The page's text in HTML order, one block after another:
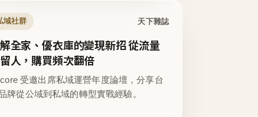
域社群 天下雜誌
全家、優衣庫的變現新招 從流量
人，購買頻次翻倍
受邀出席私域運營年度論壇，分享台
牌從公域到私域的轉型實戰經驗。